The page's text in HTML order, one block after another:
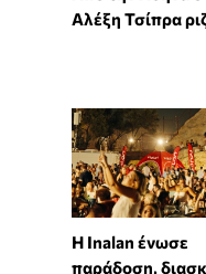
Αλέξη Τσίπρα
Η Inalan ένωσε
παράδοση,